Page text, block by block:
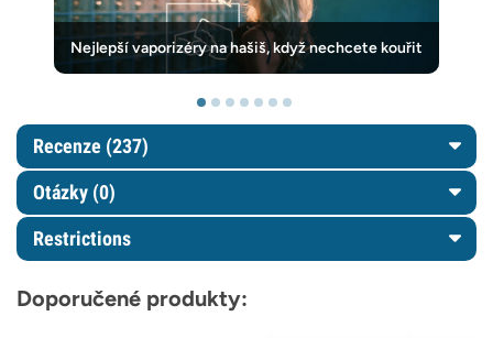
Nejlepší vaporizéry na hašiš, když nechcete kouřit
Recenze (237)
Otázky (0)
Restrictions
Doporučené produkty: